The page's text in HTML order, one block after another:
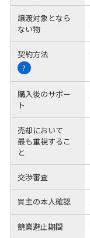
譲渡対象となら
ない物
契約方法
?
購入後のサポー
ト
売却において
最も重視するこ
と
交渉審査
買主の本人確認
競業避止期間